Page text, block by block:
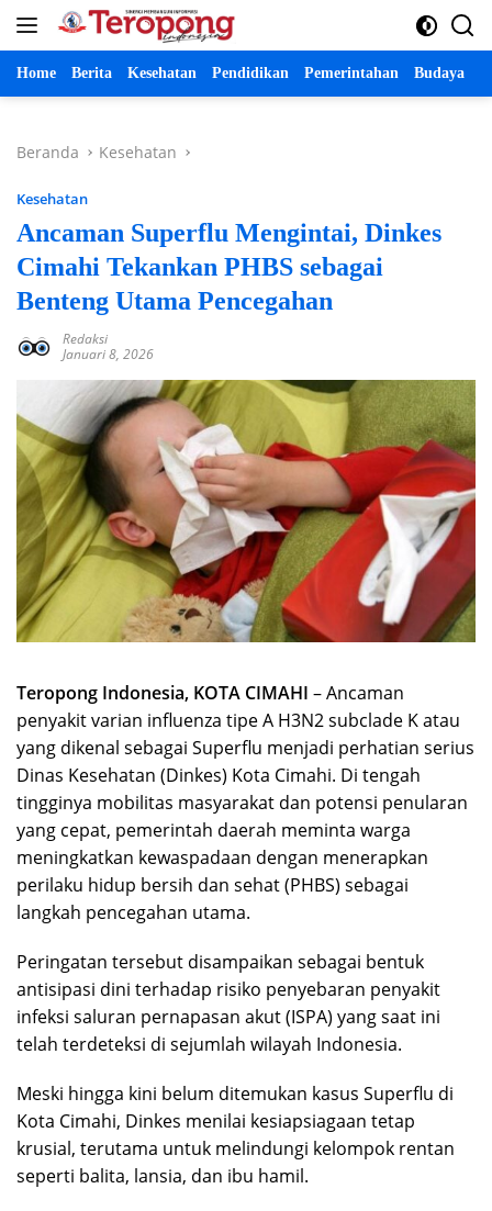
Langsung
Home Berita Kesehatan Pendidikan Pemerintahan Budaya
Beranda Kesehatan
Kesehatan
Ancaman Superflu Mengintai, Dinkes
Cimahi Tekankan PHBS sebagai
Benteng Utama Pencegahan
Redaksi
Januari 8, 2026
Teropong Indonesia, KOTA CIMAHI – Ancaman
penyakit varian influenza tipe A H3N2 subclade K atau
yang dikenal sebagai Superflu menjadi perhatian serius
Dinas Kesehatan (Dinkes) Kota Cimahi. Di tengah
tingginya mobilitas masyarakat dan potensi penularan
yang cepat, pemerintah daerah meminta warga
meningkatkan kewaspadaan dengan menerapkan
perilaku hidup bersih dan sehat (PHBS) sebagai
langkah pencegahan utama.
Peringatan tersebut disampaikan sebagai bentuk
antisipasi dini terhadap risiko penyebaran penyakit
infeksi saluran pernapasan akut (ISPA) yang saat ini
telah terdeteksi di sejumlah wilayah Indonesia.
Meski hingga kini belum ditemukan kasus Superflu di
Kota Cimahi, Dinkes menilai kesiapsiagaan tetap
krusial, terutama untuk melindungi kelompok rentan
seperti balita, lansia, dan ibu hamil.